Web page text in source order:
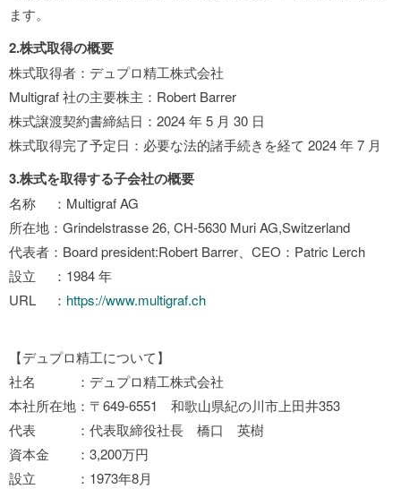
ます。
2.株式取得の概要
株式取得者：デュプロ精工株式会社
Multigraf 社の主要株主：Robert Barrer
株式譲渡契約書締結日：2024 年 5 月 30 日
株式取得完了予定日：必要な法的諸手続きを経て 2024 年 7 月
3.株式を取得する子会社の概要
名称 ：Multigraf AG
所在地：Grindelstrasse 26, CH-5630 Muri AG,Switzerland
代表者：Board president:Robert Barrer、CEO：Patric Lerch
設立 ：1984 年
URL ： https://www.multigraf.ch
【デュプロ精工について】
社名 ：デュプロ精工株式会社
本社所在地：〒649-6551 和歌山県紀の川市上田井353
代表 ：代表取締役社長 橋口 英樹
資本金 ：3,200万円
設立 ：1973年8月